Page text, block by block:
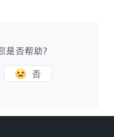
是否帮助?
否